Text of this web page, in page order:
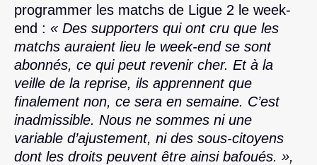
programmer les matchs de Ligue 2 le week-
end : « Des supporters qui ont cru que les
matchs auraient lieu le week-end se sont
abonnés, ce qui peut revenir cher. Et à la
veille de la reprise, ils apprennent que
finalement non, ce sera en semaine. C’est
inadmissible. Nous ne sommes ni une
variable d’ajustement, ni des sous-citoyens
dont les droits peuvent être ainsi bafoués. »,